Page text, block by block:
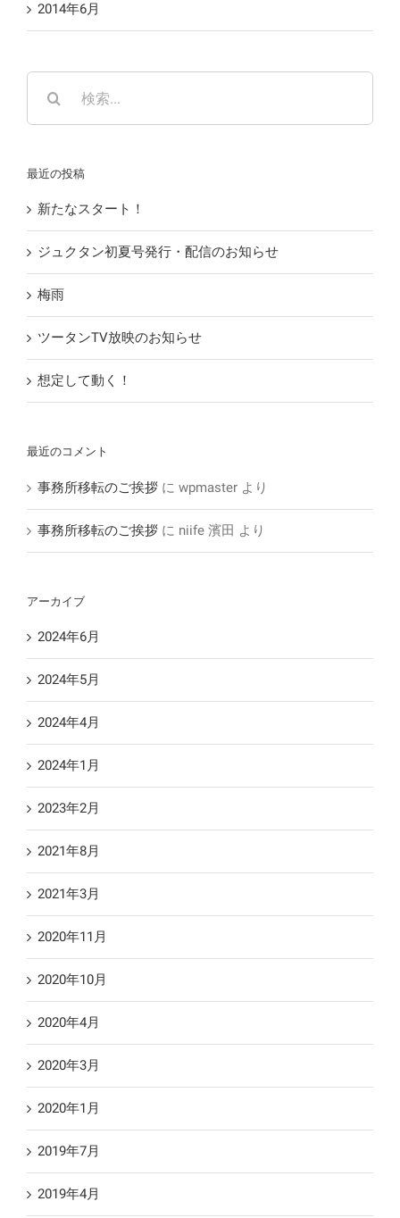
2014年6月
…
最近の投稿
新たなスタート！
ジュクタン初夏号発行・配信のお知らせ
梅雨
ツータンTV放映のお知らせ
想定して動く！
最近のコメント
事務所移転のご挨拶 に wpmaster より
事務所移転のご挨拶 に niife 濱田 より
アーカイブ
2024年6月
2024年5月
2024年4月
2024年1月
2023年2月
2021年8月
2021年3月
2020年11月
2020年10月
2020年4月
2020年3月
2020年1月
2019年7月
2019年4月